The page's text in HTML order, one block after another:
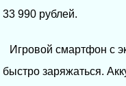
33 990 рублей.
Игровой смартфон с
быстро заряжаться.